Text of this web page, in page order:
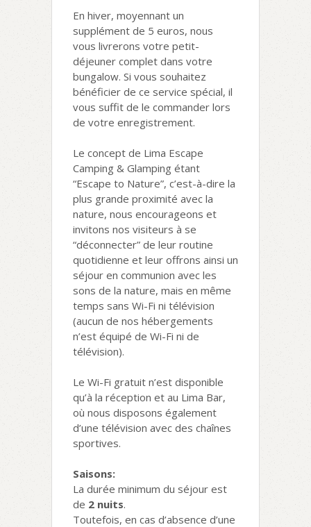
En hiver, moyennant un
supplément de 5 euros, nous
vous livrerons votre petit-
déjeuner complet dans votre
bungalow. Si vous souhaitez
bénéficier de ce service spécial, il
vous suffit de le commander lors
de votre enregistrement.
Le concept de Lima Escape
Camping & Glamping étant
“Escape to Nature”, c’est-à-dire la
plus grande proximité avec la
nature, nous encourageons et
invitons nos visiteurs à se
“déconnecter” de leur routine
quotidienne et leur offrons ainsi un
séjour en communion avec les
sons de la nature, mais en même
temps sans Wi-Fi ni télévision
(aucun de nos hébergements
n’est équipé de Wi-Fi ni de
télévision).
Le Wi-Fi gratuit n’est disponible
qu’à la réception et au Lima Bar,
où nous disposons également
d’une télévision avec des chaînes
sportives.
Saisons:
La durée minimum du séjour est
de 2 nuits.
Toutefois, en cas d’absence d’une